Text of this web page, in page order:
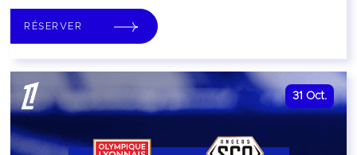
RÉSERVER
31 Oct.